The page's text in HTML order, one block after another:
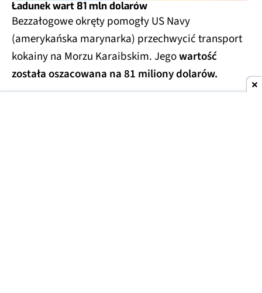
Ładunek wart 81 mln dolarów
Bezzałogowe okręty pomogły US Navy
(amerykańska marynarka) przechwycić transport
kokainy na Morzu Karaibskim. Jegowartość
została oszacowana na 81 miliony dolarów.